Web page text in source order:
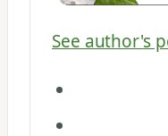
See author's